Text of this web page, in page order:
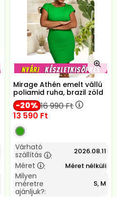
Mirage Athén emelt vállú
poliamid ruha, brazil zöld
20 16 990Ft
13 590 Ft
Várható
szállítás
: 2026.08.11
Méret : Méret nélküli
Milyen
méretre
ajánljuk?:
S, M